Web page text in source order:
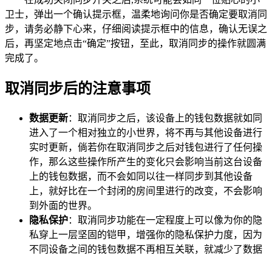
卫士，弹出一个确认提示框，温柔地询问你是否确定要取消同
步，请务必静下心来，仔细阅读提示框中的信息，确认无误之
后，再坚定地点击“确定”按钮，至此，取消同步的操作就圆满
完成了。
取消同步后的注意事项
数据更新：取消同步之后，该设备上的钱包数据就如同
进入了一个相对独立的小世界，将不再与其他设备进行
实时更新，倘若你在取消同步之后对钱包进行了任何操
作，那么这些操作所产生的变化只会影响当前这台设备
上的钱包数据，而不会如同以往一样同步到其他设备
上，就好比在一个封闭的房间里进行的改变，不会影响
到外面的世界。
隐私保护：取消同步功能在一定程度上可以像为你的隐
私穿上一层坚固的铠甲，增强你的隐私保护力度，因为
不同设备之间的钱包数据不再相互关联，就减少了数据